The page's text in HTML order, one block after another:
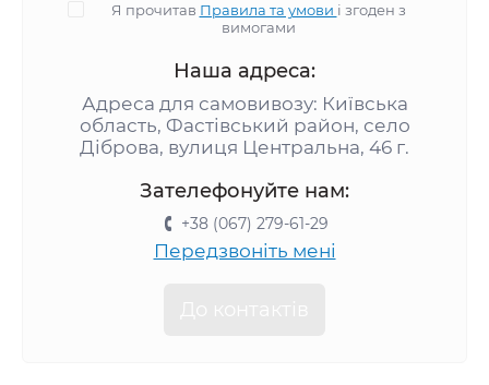
Я прочитав Правила та умови і згоден з
вимогами
Наша адреса:
Адреса для самовивозу: Київська
область, Фастівський район, село
Діброва, вулиця Центральна, 46 г.
Зателефонуйте нам:
+38 (067) 279-61-29
Передзвоніть мені